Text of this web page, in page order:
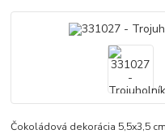
Čokoládová dekorácia 5,5x3,5